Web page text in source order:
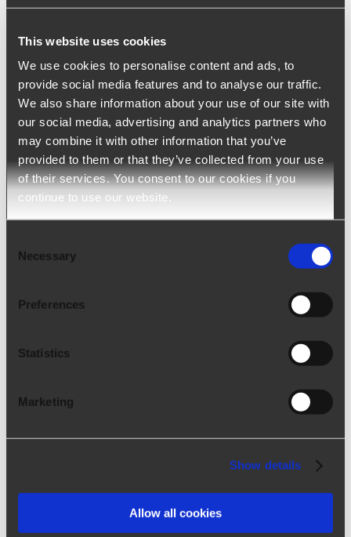
This website uses cookies
We use cookies to personalise content and ads, to
provide social media features and to analyse our traffic.
We also share information about your use of our site with
our social media, advertising and analytics partners who
may combine it with other information that you’ve
provided to them or that they’ve collected from your use
of their services. You consent to our cookies if you
continue to use our website.
Selection
Necessary
Preferences
Statistics
Marketing
Show details
Allow all cookies
sur le décryptage des CV. L’objectif de l’entreprise
valeur ajoutée, afin que ces derniers travaillent sur
l’aspect humain. A l’heure actuelle, la technologie est
la seule ressource permettant aux RH d’atteindre
leurs objectifs et assurer une efficacité maximale.
CEO et fondateur de Arca24, Gabriele Molteni porte
personnes en phase avec les exigences du marché.
peuvent donc s’adapter facilement à toute exigence